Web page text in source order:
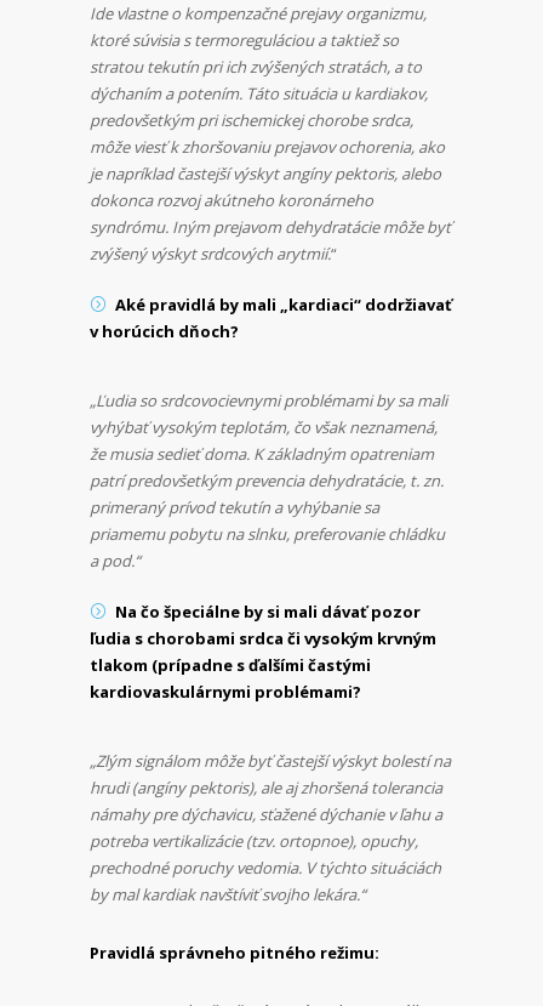
Ide vlastne o kompenzačné prejavy organizmu,
ktoré súvisia s termoreguláciou a taktiež so
stratou tekutín pri ich zvýšených stratách, a to
dýchaním a potením. Táto situácia u kardiakov,
predovšetkým pri ischemickej chorobe srdca,
môže viesť k zhoršovaniu prejavov ochorenia, ako
je napríklad častejší výskyt angíny pektoris, alebo
dokonca rozvoj akútneho koronárneho
syndrómu. Iným prejavom dehydratácie môže byť
zvýšený výskyt srdcových arytmií.“
Aké pravidlá by mali „kardiaci“ dodržiavať
v horúcich dňoch?
„Ľudia so srdcovocievnymi problémami by sa mali
vyhýbať vysokým teplotám, čo však neznamená,
že musia sedieť doma. K základným opatreniam
patrí predovšetkým prevencia dehydratácie, t. zn.
primeraný prívod tekutín a vyhýbanie sa
priamemu pobytu na slnku, preferovanie chládku
a pod.“
Na čo špeciálne by si mali dávať pozor
ľudia s chorobami srdca či vysokým krvným
tlakom (prípadne s ďalšími častými
kardiovaskulárnymi problémami?
„Zlým signálom môže byť častejší výskyt bolestí na
hrudi (angíny pektoris), ale aj zhoršená tolerancia
námahy pre dýchavicu, sťažené dýchanie v ľahu a
potreba vertikalizácie (tzv. ortopnoe), opuchy,
prechodné poruchy vedomia. V týchto situáciách
by mal kardiak navštíviť svojho lekára.“
Pravidlá správneho pitného režimu: